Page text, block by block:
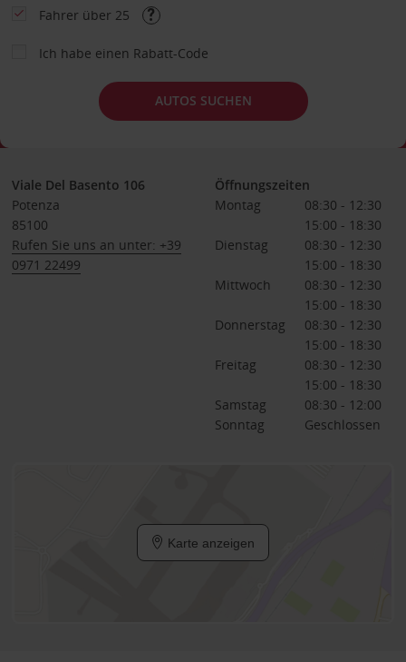
Fahrer über 25
Ich habe einen Rabatt-Code
AUTOS SUCHEN
Viale Del Basento 106
Potenza
85100
Rufen Sie uns an unter: +39
0971 22499
Öffnungszeiten
Montag
08:30 - 12:30
15:00 - 18:30
Dienstag
08:30 - 12:30
15:00 - 18:30
Mittwoch
08:30 - 12:30
15:00 - 18:30
Donnerstag
08:30 - 12:30
15:00 - 18:30
Freitag
08:30 - 12:30
15:00 - 18:30
Samstag
08:30 - 12:00
Sonntag
Geschlossen
Karte anzeigen